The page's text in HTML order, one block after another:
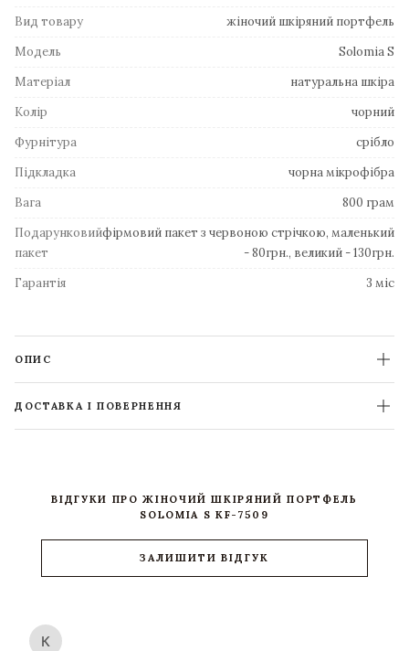
Вид товару
жіночий шкіряний портфель
Модель
Solomia S
Матеріал
натуральна шкіра
Колір
чорний
Фурнітура
срібло
Підкладка
чорна мікрофібра
Вага
800 грам
Подарунковий
пакет
фірмовий пакет з червоною стрічкою, маленький
- 80грн., великий - 130грн.
Гарантія
3 міс
ОПИС
ДОСТАВКА І ПОВЕРНЕННЯ
ВІДГУКИ ПРО ЖІНОЧИЙ ШКІРЯНИЙ ПОРТФЕЛЬ
SOLOMIA S KF-7509
ЗАЛИШИТИ ВІДГУК
К